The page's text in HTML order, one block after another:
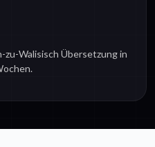
Walisisch Übersetzung in